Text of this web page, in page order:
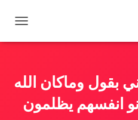
ب
ا
بقول وماكان الله
انفسهم يظلمون